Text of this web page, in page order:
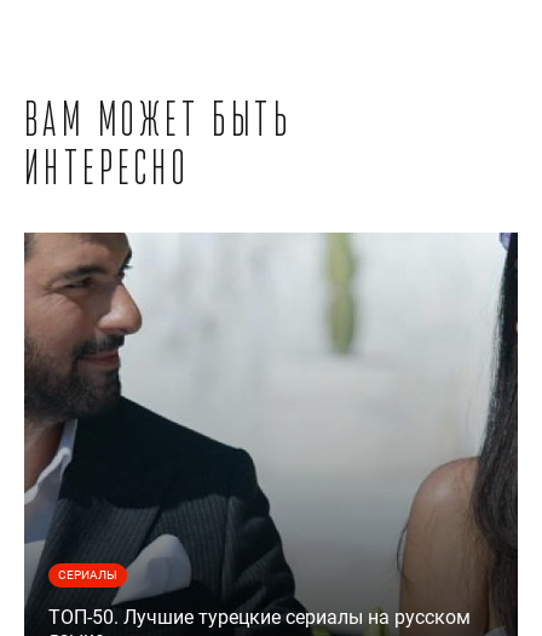
Вам может быть
интересно
СЕРИАЛЫ
ТОП-50. Лучшие турецкие сериалы на русском